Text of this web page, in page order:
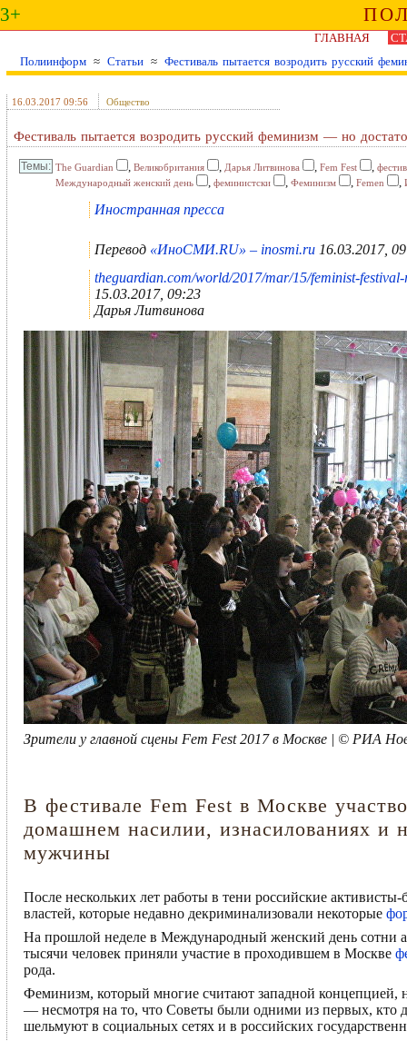
3+
ГЛАВНАЯ
Полиинформ ≈ Статьи ≈ Фестиваль пытается возродить русский
16.03.2017 09:56 Общество
Фестиваль пытается возродить русский феминизм — но
The Guardian , Великобритания , Дарья Литвинова , Fem Fest ,
Международный женский день
, феминистски , Феминизм , Femen ,
Иностранная пресса
Перевод «ИноСМИ.RU» – inosmi.ru 16.03.2017,
theguardian.com/world/2017/mar/15/feminist-
15.03.2017, 09:23
Дарья Литвинова
Зрители у главной сцены Fem Fest 2017 в Москве | © РИА
В фестивале Fem Fest в Москве
домашнем насилии, изнасилованиях и
мужчины
После нескольких лет работы в тени российские
властей, которые недавно декриминализовали некоторые
На прошлой неделе в Международный женский день сотни
тысячи человек приняли участие в проходившем в Москве
рода.
Феминизм, который многие считают западной концепцией,
— несмотря на то, что Советы были одними из первых, кто
шельмуют в социальных сетях и в российских